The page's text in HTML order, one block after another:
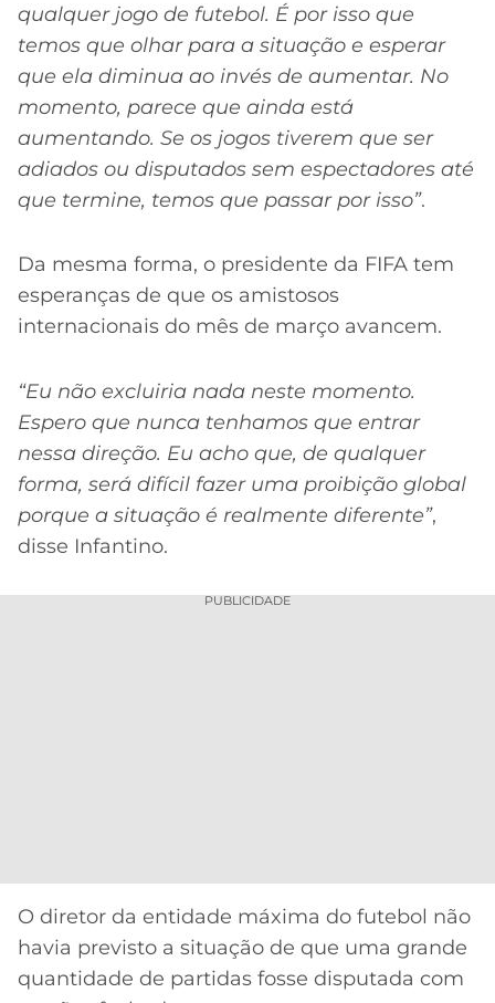
qualquer jogo de futebol. É por isso que
temos que olhar para a situação e esperar
que ela diminua ao invés de aumentar. No
momento, parece que ainda está
aumentando. Se os jogos tiverem que ser
adiados ou disputados sem espectadores até
que termine, temos que passar por isso”.
Da mesma forma, o presidente da FIFA tem
esperanças de que os amistosos
internacionais do mês de março avancem.
“Eu não excluiria nada neste momento.
Espero que nunca tenhamos que entrar
nessa direção. Eu acho que, de qualquer
forma, será difícil fazer uma proibição global
porque a situação é realmente diferente”,
disse Infantino.
PUBLICIDADE
O diretor da entidade máxima do futebol não
havia previsto a situação de que uma grande
quantidade de partidas fosse disputada com